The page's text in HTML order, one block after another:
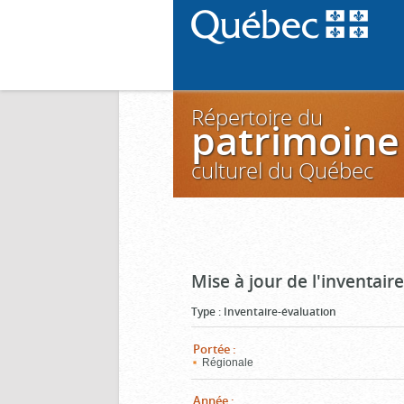
Répertoire du
patrimoine
culturel du Québec
Mise à jour de
Type : Inventaire-évaluation
Portée :
Régionale